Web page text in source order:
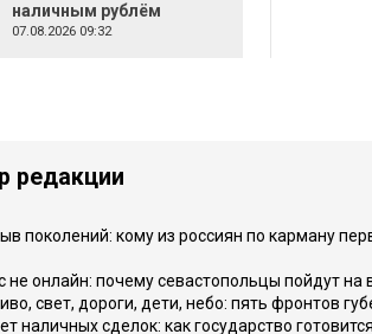
наличным рублём
07.08.2026 09:32
редакции
поколений: кому из россиян по карману
не онлайн: почему севастопольцы пойдут на
свет, дороги, дети, небо: пять фронтов
наличных сделок: как государство